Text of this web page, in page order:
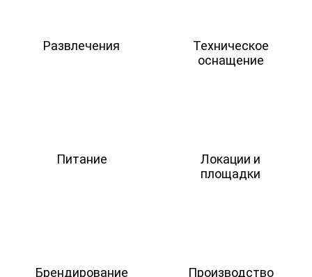
Развлечения
Техническое
оснащение
Питание
Локации и
площадки
Брендирование
Производство